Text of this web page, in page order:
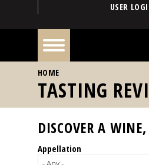
USER
Home
Our
events
YOU ARE HERE
HOME
TASTING
DISCOVER A
Appellation